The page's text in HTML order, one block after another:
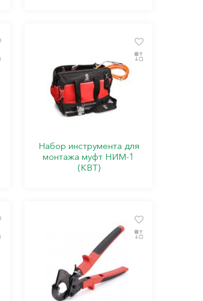
Набор инструмента для
монтажа муфт НИМ-1
(КВТ)